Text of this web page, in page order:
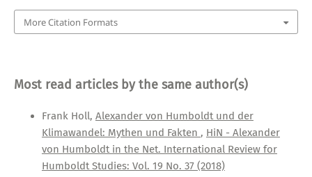
More Citation Formats
Most read articles by the same author(s)
Frank Holl, Alexander von Humboldt und der
Klimawandel: Mythen und Fakten , HiN - Alexander
von Humboldt in the Net. International Review for
Humboldt Studies: Vol. 19 No. 37 (2018)